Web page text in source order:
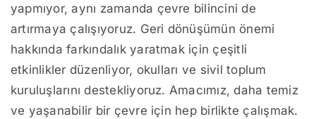
yapmıyor, aynı zamanda çevre bilincini de
artırmaya çalışıyoruz. Geri dönüşümün önemi
hakkında farkındalık yaratmak için çeşitli
etkinlikler düzenliyor, okulları ve sivil toplum
kuruluşlarını destekliyoruz. Amacımız, daha temiz
ve yaşanabilir bir çevre için hep birlikte çalışmak.